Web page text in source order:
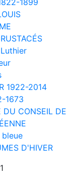
1899
1922-2014
1673
DU CONSEIL DE
D'HIVER